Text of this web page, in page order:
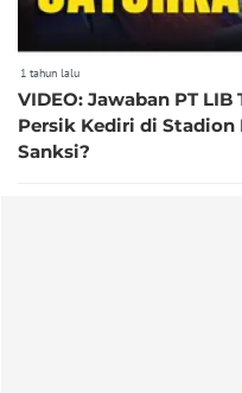
1 tahun lalu
VIDEO: Jawaban PT
Persik Kediri di Stadion
Sanksi?